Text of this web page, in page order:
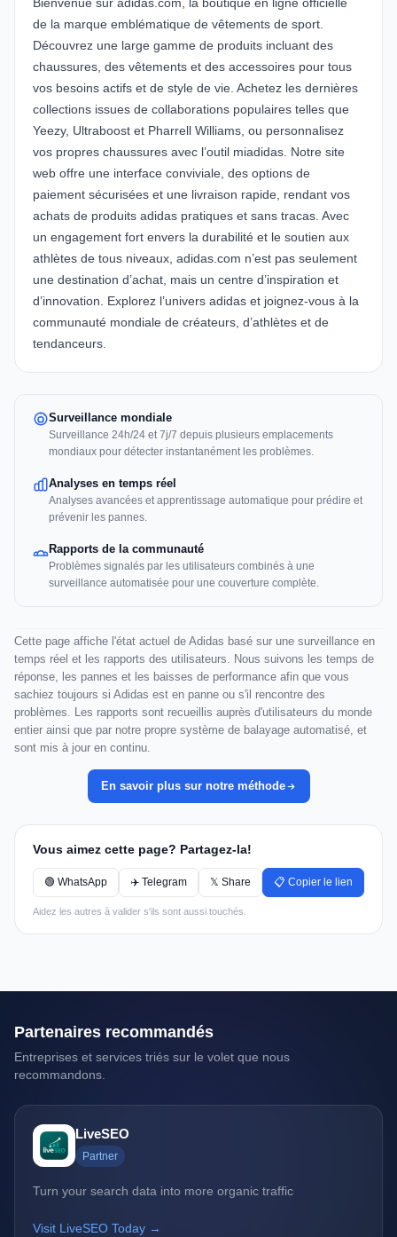
Bienvenue sur adidas.com, la boutique en ligne officielle
de la marque emblématique de vêtements de sport.
Découvrez une large gamme de produits incluant des
chaussures, des vêtements et des accessoires pour tous
vos besoins actifs et de style de vie. Achetez les dernières
collections issues de collaborations populaires telles que
Yeezy, Ultraboost et Pharrell Williams, ou personnalisez
vos propres chaussures avec l’outil miadidas. Notre site
web offre une interface conviviale, des options de
paiement sécurisées et une livraison rapide, rendant vos
achats de produits adidas pratiques et sans tracas. Avec
un engagement fort envers la durabilité et le soutien aux
athlètes de tous niveaux, adidas.com n’est pas seulement
une destination d’achat, mais un centre d’inspiration et
d’innovation. Explorez l’univers adidas et joignez-vous à la
communauté mondiale de créateurs, d’athlètes et de
tendanceurs.
Surveillance mondiale
Surveillance 24h/24 et 7j/7 depuis plusieurs emplacements
mondiaux pour détecter instantanément les problèmes.
Analyses en temps réel
Analyses avancées et apprentissage automatique pour prédire et
prévenir les pannes.
Rapports de la communauté
Problèmes signalés par les utilisateurs combinés à une
surveillance automatisée pour une couverture complète.
Cette page affiche l'état actuel de Adidas basé sur une surveillance en
temps réel et les rapports des utilisateurs. Nous suivons les temps de
réponse, les pannes et les baisses de performance afin que vous
sachiez toujours si Adidas est en panne ou s'il rencontre des
problèmes. Les rapports sont recueillis auprès d'utilisateurs du monde
entier ainsi que par notre propre système de balayage automatisé, et
sont mis à jour en continu.
En savoir plus sur notre méthode
Vous aimez cette page? Partagez-la!
🟢 WhatsApp ✈️ Telegram 𝕏 Share 📋 Copier le lien
Aidez les autres à valider s'ils sont aussi touchés.
Partenaires recommandés
Entreprises et services triés sur le volet que nous
recommandons.
LiveSEO
Partner
Turn your search data into more organic traffic
Visit LiveSEO Today →